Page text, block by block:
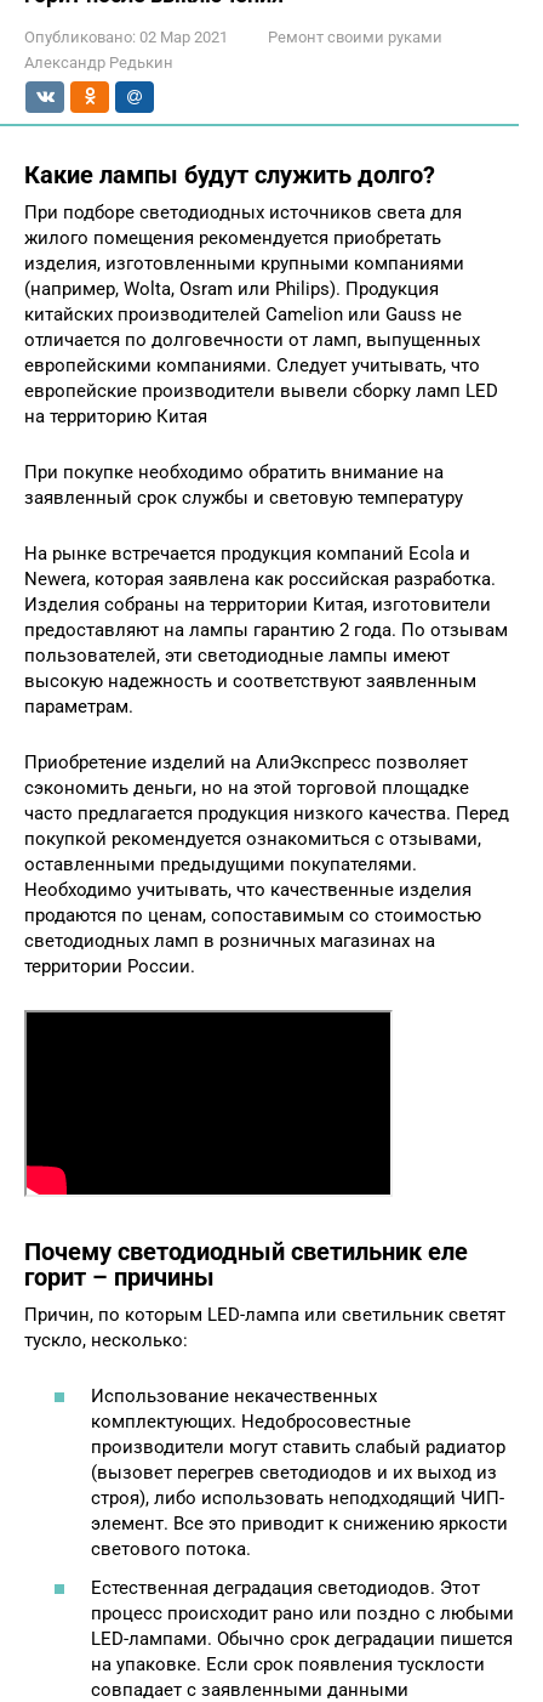
Опубликовано: 02 Мар 2021
Ремонт своими руками
Александр Редькин
Какие лампы будут служить долго?
При подборе светодиодных источников света для
жилого помещения рекомендуется приобретать
изделия, изготовленными крупными компаниями
(например, Wolta, Osram или Philips). Продукция
китайских производителей Camelion или Gauss не
отличается по долговечности от ламп, выпущенных
европейскими компаниями. Следует учитывать, что
европейские производители вывели сборку ламп LED
на территорию Китая
При покупке необходимо обратить внимание на
заявленный срок службы и световую температуру
На рынке встречается продукция компаний Ecola и
Newera, которая заявлена как российская разработка.
Изделия собраны на территории Китая, изготовители
предоставляют на лампы гарантию 2 года. По отзывам
пользователей, эти светодиодные лампы имеют
высокую надежность и соответствуют заявленным
параметрам.
Приобретение изделий на АлиЭкспресс позволяет
сэкономить деньги, но на этой торговой площадке
часто предлагается продукция низкого качества. Перед
покупкой рекомендуется ознакомиться с отзывами,
оставленными предыдущими покупателями.
Необходимо учитывать, что качественные изделия
продаются по ценам, сопоставимым со стоимостью
светодиодных ламп в розничных магазинах на
территории России.
Почему светодиодный светильник еле
горит – причины
Причин, по которым LED-лампа или светильник светят
тускло, несколько:
Использование некачественных
комплектующих. Недобросовестные
производители могут ставить слабый радиатор
(вызовет перегрев светодиодов и их выход из
строя), либо использовать неподходящий ЧИП-
элемент. Все это приводит к снижению яркости
светового потока.
Естественная деградация светодиодов. Этот
процесс происходит рано или поздно с любыми
LED-лампами. Обычно срок деградации пишется
на упаковке. Если срок появления тусклости
совпадает с заявленными данными